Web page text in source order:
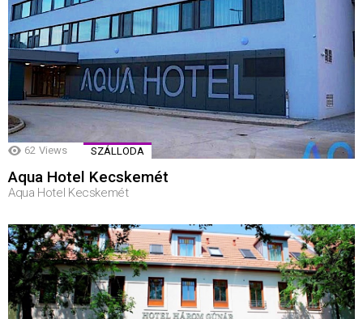
62 Views SZÁLLODA
Aqua Hotel Kecskemét
Aqua Hotel Kecskemét